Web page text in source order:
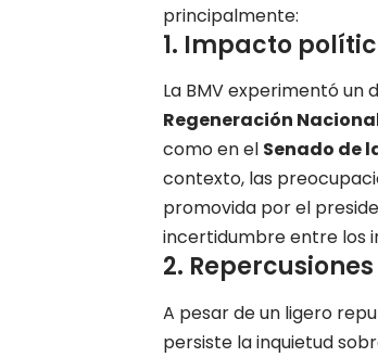
principalmente:
1. Impacto
La BMV experimentó
Regeneración
como en el Senado de
contexto, las
promovida por el
incertidumbre entre los
2.
A pesar de un ligero
persiste la inquietud